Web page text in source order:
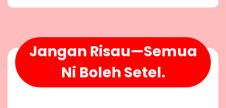
Jangan Risau—Semua
Ni Boleh Setel.